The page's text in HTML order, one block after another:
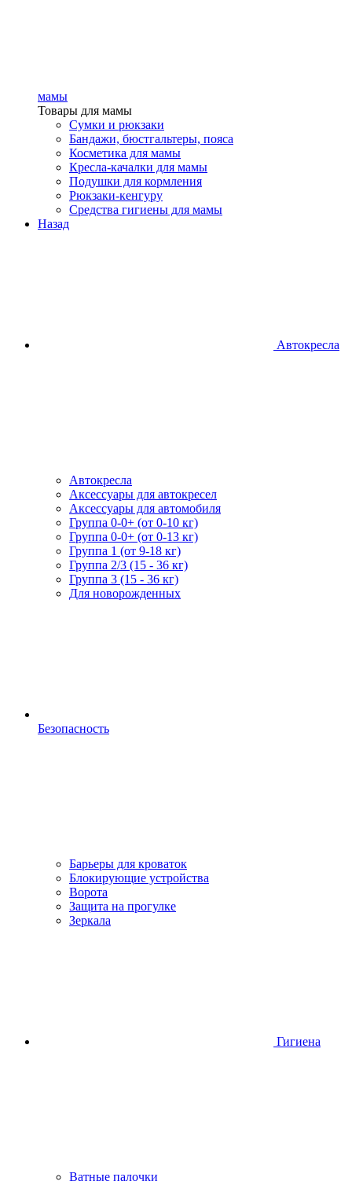
мамы
Товары для мамы
Сумки и рюкзаки
Бандажи, бюстгальтеры, пояса
Косметика для мамы
Кресла-качалки для мамы
Подушки для кормления
Рюкзаки-кенгуру
Средства гигиены для мамы
Назад
Автокресла
Автокресла
Аксессуары для автокресел
Аксессуары для автомобиля
Группа 0-0+ (от 0-10 кг)
Группа 0-0+ (от 0-13 кг)
Группа 1 (от 9-18 кг)
Группа 2/3 (15 - 36 кг)
Группа 3 (15 - 36 кг)
Для новорожденных
Безопасность
Барьеры для кроваток
Блокирующие устройства
Ворота
Защита на прогулке
Зеркала
Гигиена
Ватные палочки